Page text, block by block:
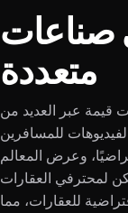
صناعات
متعددة
تطبيقات قيمة عبر العديد من
للمسافرين
وعرض المعالم
لمحترفي العقارات
للعقارات، مما